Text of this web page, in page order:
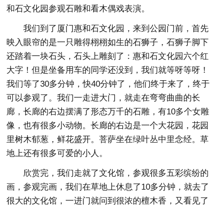
和石文化园参观石雕和看木偶戏表演。
我们到了厦门惠和石文化园，来到公园门前，首先
映入眼帘的是一只雕得栩栩如生的石狮子，石狮子脚下
还踏着一块石头，石头上雕刻了：惠和石文化园六个红
大字！但是坐备用车的同学还没到，我们就等呀等呀！
我们等了30多分钟，快40分钟了，他们终于来了，终于
可以参观了。我们一走进大门，就走在弯弯曲曲的长
廊，长廊的右边摆满了形态万千的石雕，有10多个女雕
像，也有很多小动物。长廊的右边是一个大花园，花园
里树木郁葱，鲜花盛开。菩萨坐在绿叶丛中里念经。草
地上还有很多可爱的小人。
欣赏完，我们走就了文化馆，参观很多五彩缤纷的
画，参观完画，我们在草地上休息了10多分钟，就去了
很大的文化馆，一进门就问到很浓的檀木香，又看见了